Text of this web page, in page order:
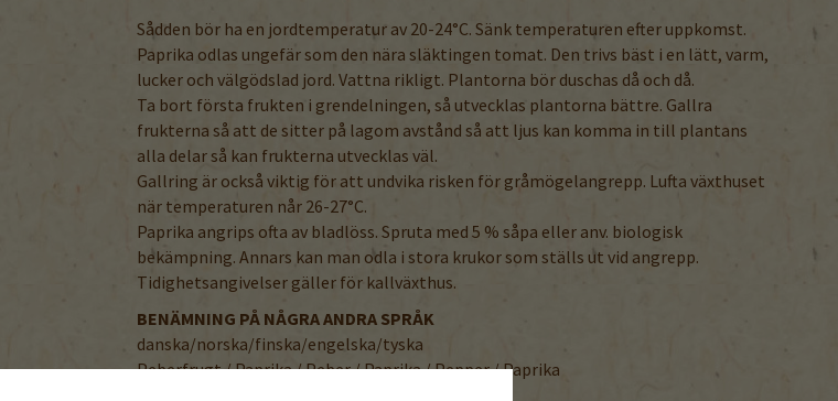
Sådden bör ha en jordtemperatur av 20-24°C. Sänk temperaturen efter uppkomst.
Paprika odlas ungefär som den nära släktingen tomat. Den trivs bäst i en lätt, varm,
lucker och välgödslad jord. Vattna rikligt. Plantorna bör duschas då och då.
Ta bort första frukten i grendelningen, så utvecklas plantorna bättre. Gallra
frukterna så att de sitter på lagom avstånd så att ljus kan komma in till plantans
alla delar så kan frukterna utvecklas väl.
Gallring är också viktig för att undvika risken för gråmögelangrepp. Lufta växthuset
när temperaturen når 26-27°C.
Paprika angrips ofta av bladlöss. Spruta med 5 % såpa eller anv. biologisk
bekämpning. Annars kan man odla i stora krukor som ställs ut vid angrepp.
Tidighetsangivelser gäller för kallväxthus.
BENÄMNING PÅ NÅGRA ANDRA SPRÅK
danska/norska/finska/engelska/tyska
Peberfrugt / Paprika / Peber / Paprika / Pepper / Paprika